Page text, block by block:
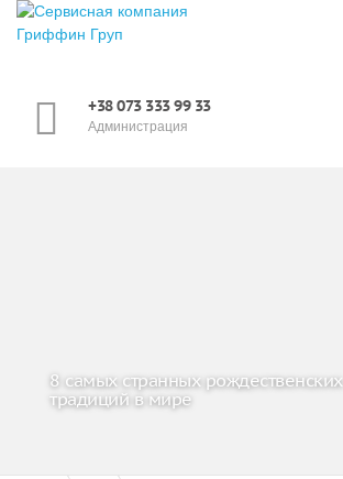
+38 073 333 99 33
Администрация
8 самых странных рождественских
традиций в мире